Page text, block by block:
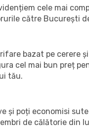
cele mai
către București
bazat pe cerere
cel mai bun preț
tău.
și poți economisi
de călătorie din